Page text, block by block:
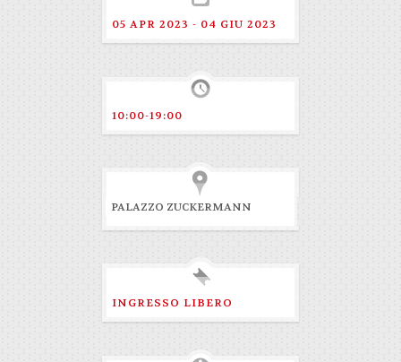
05 APR 2023 - 04 GIU 2023
10:00-19:00
PALAZZO ZUCKERMANN
INGRESSO LIBERO